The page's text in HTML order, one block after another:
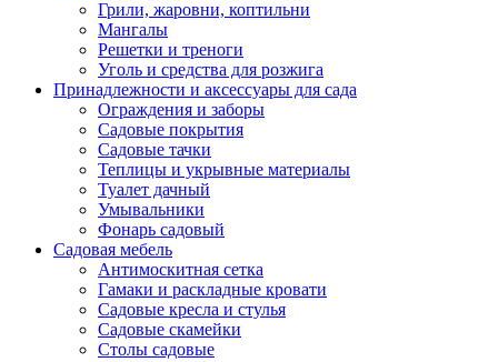
Грили, жаровни, коптильни
Мангалы
Решетки и треноги
Уголь и средства для розжига
Принадлежности и аксессуары для сада
Ограждения и заборы
Садовые покрытия
Садовые тачки
Теплицы и укрывные материалы
Туалет дачный
Умывальники
Фонарь садовый
Садовая мебель
Антимоскитная сетка
Гамаки и раскладные кровати
Садовые кресла и стулья
Садовые скамейки
Столы садовые